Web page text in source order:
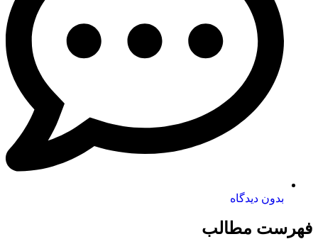
بدون دیدگاه
فهرست مطالب